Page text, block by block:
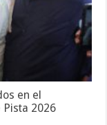
en el
2026